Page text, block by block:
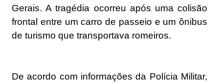
Gerais. A tragédia ocorreu após uma colisão
frontal entre um carro de passeio e um ônibus
de turismo que transportava romeiros.
De acordo com informações da Polícia Militar,